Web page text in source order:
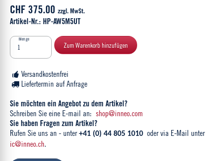
CHF 375.00 zzgl. MwSt.
Artikel-Nr.: HP-AW5M5UT
Menge
Zum Warenkorb hinzufügen
Versandkostenfrei
Liefertermin auf Anfrage
Sie möchten ein Angebot zu dem Artikel?
Schreiben Sie eine E-mail an: shop@inneo.com
Sie haben Fragen zum Artikel?
Rufen Sie uns an - unter+41 (0) 44 805 1010 oder via E-Mail unter
ic@inneo.ch.